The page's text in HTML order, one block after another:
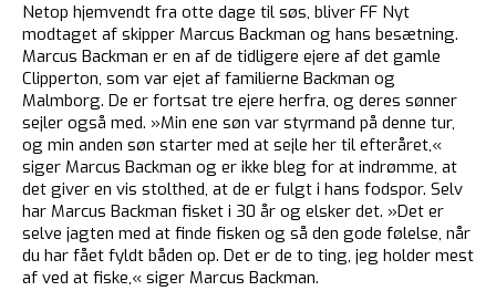
Netop hjemvendt fra otte dage til søs, bliver FF Nyt
modtaget af skipper Marcus Backman og hans besætning.
Marcus Backman er en af de tidligere ejere af det gamle
Clipperton, som var ejet af familierne Backman og
Malmborg. De er fortsat tre ejere herfra, og deres sønner
sejler også med. »Min ene søn var styrmand på denne tur,
og min anden søn starter med at sejle her til efteråret,«
siger Marcus Backman og er ikke bleg for at indrømme, at
det giver en vis stolthed, at de er fulgt i hans fodspor. Selv
har Marcus Backman fisket i 30 år og elsker det. »Det er
selve jagten med at finde fisken og så den gode følelse, når
du har fået fyldt båden op. Det er de to ting, jeg holder mest
af ved at fiske,« siger Marcus Backman.